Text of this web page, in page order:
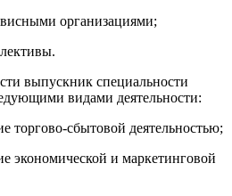
организациями;
выпускник специальности
видами деятельности:
торгово-сбытовой деятельностью;
экономической и маркетинговой